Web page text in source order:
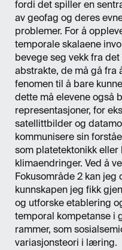
fordi det spiller en
av geofag og deres
problemer. For å
temporale skalaene
bevege seg vekk fra
abstrakte, de må gå fra
fenomen til å bare
dette må elevene også
representasjoner, for
satellittbilder og
kommunisere sin
som platetektonikk eller
klimaendringer. Ved å
Fokusområde 2 kan jeg
kunnskapen jeg fikk
og utforske etablering
temporal kompetanse i
rammer, som
variasjonsteori i læring.